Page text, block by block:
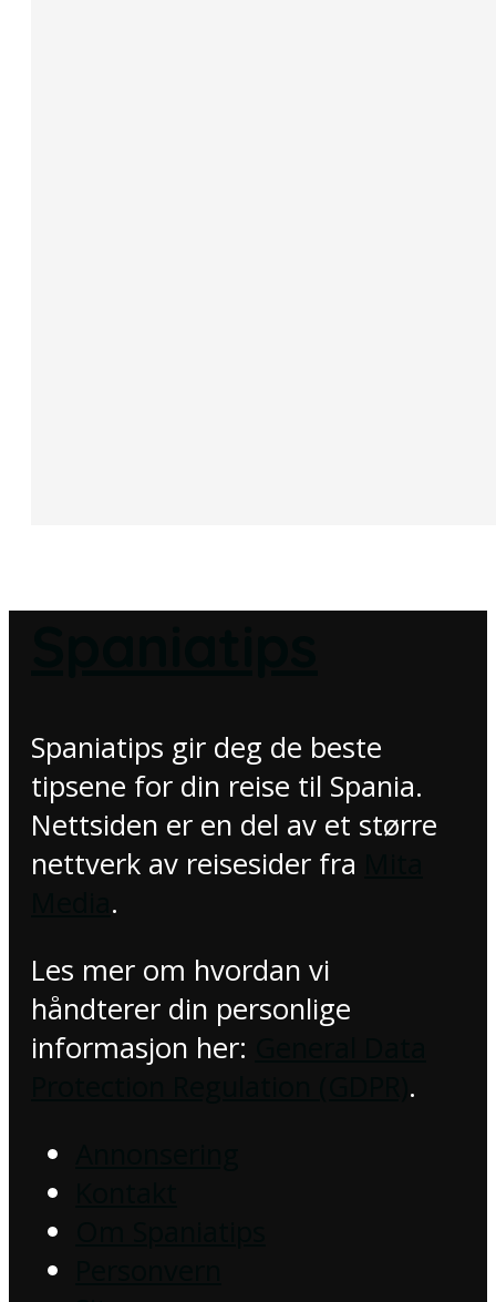
Spaniatips gir deg de beste
tipsene for din reise til Spania.
Nettsiden er en del av et større
nettverk av reisesider fra
.
Les mer om hvordan vi
håndterer din personlige
informasjon her:
.